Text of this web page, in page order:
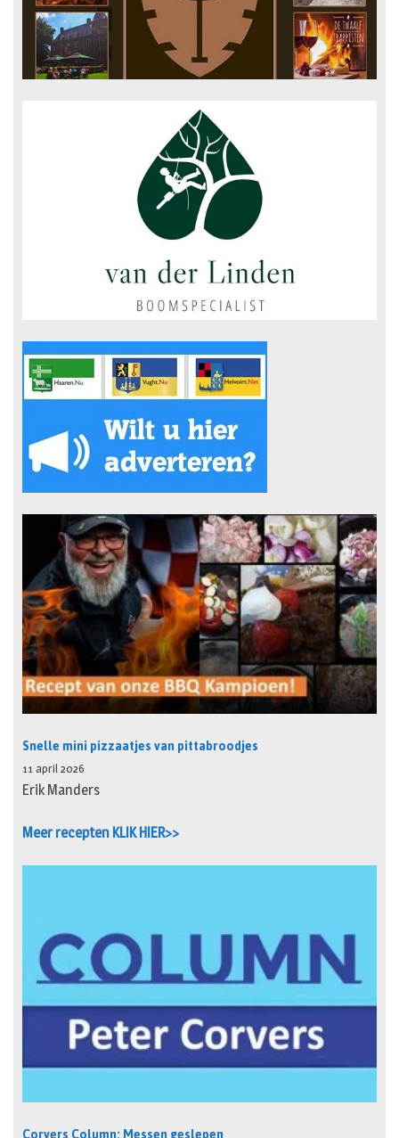
Snelle mini pizzaatjes van pittabroodjes
11 april 2026
Erik Manders
Meer recepten KLIK HIER>>